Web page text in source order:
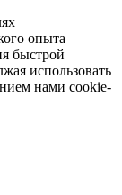
опыта
быстрой
использовать
нами cookie-